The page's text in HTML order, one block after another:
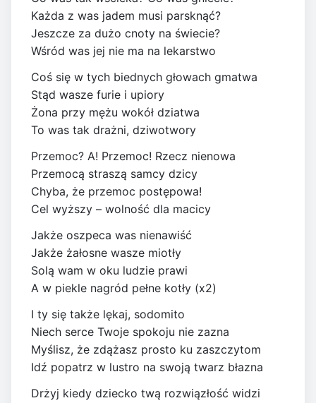
Każda z was jadem musi parsknąć?
Jeszcze za dużo cnoty na świecie?
Wśród was jej nie ma na lekarstwo
Coś się w tych biednych głowach gmatwa
Stąd wasze furie i upiory
Żona przy mężu wokół dziatwa
To was tak drażni, dziwotwory
Przemoc? A! Przemoc! Rzecz nienowa
Przemocą straszą samcy dzicy
Chyba, że przemoc postępowa!
Cel wyższy – wolność dla macicy
Jakże oszpeca was nienawiść
Jakże żałosne wasze miotły
Solą wam w oku ludzie prawi
A w piekle nagród pełne kotły (x2)
I ty się także lękaj, sodomito
Niech serce Twoje spokoju nie zazna
Myślisz, że zdążasz prosto ku zaszczytom
Idź popatrz w lustro na swoją twarz błazna
Drżyj kiedy dziecko twą rozwiązłość widzi